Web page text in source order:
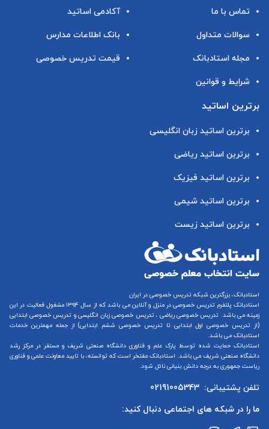
تماس با ما
سوالات متداول
مجله استادبانک
شرایط و قوانین
آکادمی اساتید
بانک اطلاعات مدارس
قیمت تدریس خصوصی
برترین اساتید
برترین اساتید زبان انگلیسی
برترین اساتید ریاضی
برترین اساتید فیزیک
برترین اساتید شیمی
برترین اساتید زیست
استادبانک، بزرگترین شبکه تدریس خصوصی در ایران
استادبانک پلتفرم تدریس خصوصی در منزل و آنلاین
می باشد که از سال ۱۳۹۴ مشغول فعالیت در این
زمینه می باشد. تدریس خصوصی ریاضی ، تدریس خصوصی زبان انگلیسیو تدریس خصوصی ابتدایی
(از تدریس خصوصی اول ابتدایی تا تدریس خصوصی ششم ابتدایی) از جمله مهمترین خدمات
استادبانک می باشد.
استادبانک حمایت شده توسط پارک علم و فناوری دانشگاه صنعتی شریف و مستقر در مرکز رشد
دانشگاه صنعتی شریف می باشد. استادبانک مفتخر است که توانسته، با تایید معاونت علمی و فناوری
ریاست جمهوری به درجه دانش بنیانی نائل شود.
تلفن پشتیبانی: 02191005343
ما را در شبکه های اجتماعی دنبال کنید: